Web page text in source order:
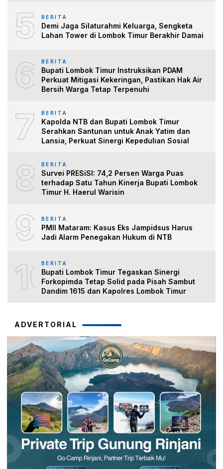
5 BERITA
Demi Jaga Silaturahmi Keluarga, Sengketa
Lahan Tower di Lombok Timur Berakhir Damai
6 BERITA
Bupati Lombok Timur Instruksikan PDAM
Perkuat Mitigasi Kekeringan, Pastikan Hak Air
Bersih Warga Tetap Terpenuhi
7 BERITA
Kapolda NTB dan Bupati Lombok Timur
Serahkan Santunan untuk Anak Yatim dan
Lansia, Perkuat Sinergi Kepedulian Sosial
8 BERITA
Survei PRESiSI: 74,2 Persen Warga Puas
terhadap Satu Tahun Kinerja Bupati Lombok
Timur H. Haerul Warisin
9 BERITA
PMII Mataram: Kasus Eks Jampidsus Harus
Jadi Alarm Penegakan Hukum di NTB
10BERITA
Bupati Lombok Timur Tegaskan Sinergi
Forkopimda Tetap Solid pada Pisah Sambut
Dandim 1615 dan Kapolres Lombok Timur
ADVERTORIAL